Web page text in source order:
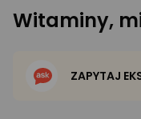
Komputery
Gaming
Witaminy,
ZAPYTAJ